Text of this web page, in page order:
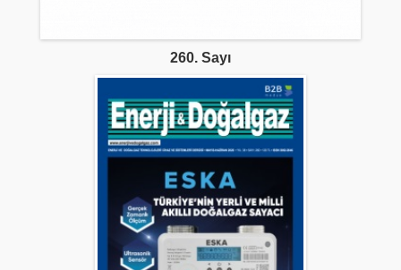
260. Sayı